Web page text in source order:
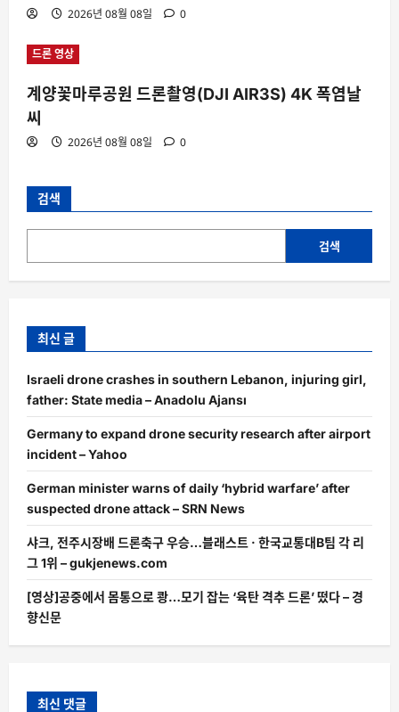
2026년 08월 08일 0
드론 영상
계양꽃마루공원 드론촬영(DJI AIR3S) 4K 폭염날
씨
2026년 08월 08일 0
검색
검색
최신 글
Israeli drone crashes in southern Lebanon, injuring girl,
father: State media – Anadolu Ajansı
Germany to expand drone security research after airport
incident – Yahoo
German minister warns of daily ‘hybrid warfare’ after
suspected drone attack – SRN News
샤크, 전주시장배 드론축구 우승…블래스트 · 한국교통대B팀 각 리
그 1위 – gukjenews.com
[영상]공중에서 몸통으로 쾅…모기 잡는 ‘육탄 격추 드론’ 떴다 – 경
향신문
최신 댓글